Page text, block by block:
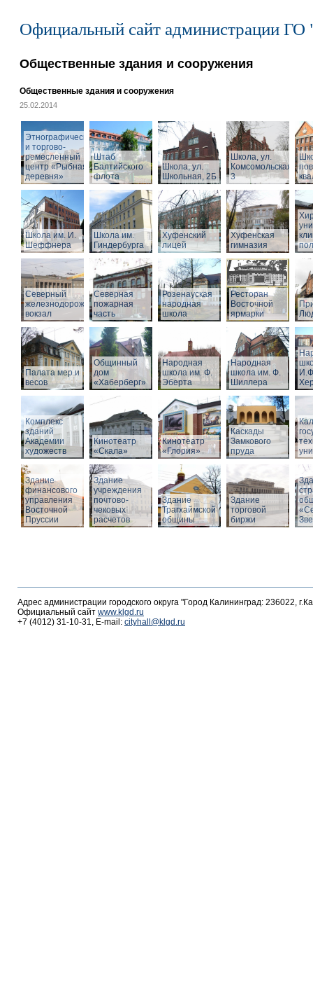
Официальный сайт администрации ГО
Общественные здания и сооружения
Общественные здания и сооружения
25.02.2014
Этнографический
и торгово-
ремесленный
центр «Рыбная
деревня»
Штаб
Балтийского
флота
Школа, ул.
Школьная, 2Б
Школа, ул.
Комсомольская,
3
Школа им. И.
Шеффнера
Школа им.
Гиндербурга
Хуфенский
лицей
Хуфенская
гимназия
Северный
железнодорожный
вокзал
Северная
пожарная
часть
Розенауская
народная
школа
Ресторан
Восточной
ярмарки
Палата мер и
весов
Общинный
дом
«Хаберберг»
Народная
школа им. Ф.
Эберта
Народная
школа им. Ф.
Шиллера
Комплекс
зданий
Академии
художеств
Кинотеатр
«Скала»
Кинотеатр
«Глория»
Каскады
Замкового
пруда
Здание
финансового
управления
Восточной
Пруссии
Здание
учреждения
почтово-
чековых
расчетов
Здание
Трагхаймской
общины
Здание
торговой
биржи
Адрес администрации городского округа "Город Калининград: 236022,
Официальный сайт www.klgd.ru
+7 (4012) 31-10-31, E-mail: cityhall@klgd.ru